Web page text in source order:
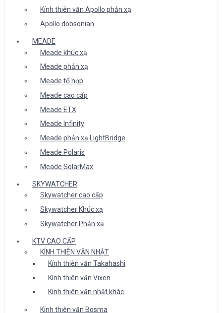
Kính thiên văn Apollo phản xạ
Apollo dobsonian
MEADE
Meade khúc xạ
Meade phản xạ
Meade tổ hợp
Meade cao cấp
Meade ETX
Meade Infinity
Meade phản xạ LightBridge
Meade Polaris
Meade SolarMax
SKYWATCHER
Skywatcher cao cấp
Skywatcher Khúc xạ
Skywatcher Phản xạ
KTV CAO CẤP
KÍNH THIÊN VĂN NHẬT
Kính thiên văn Takahashi
Kính thiên văn Vixen
Kính thiên văn nhật khác
Kính thiên văn Bosma